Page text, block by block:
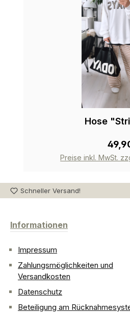
Hose
Preise inkl. MwSt.
Schneller Versand!
Informationen
Impressum
Zahlungsmöglichkeiten und
Versandkosten
Datenschutz
Beteiligung am